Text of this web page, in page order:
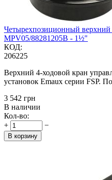
Четырехпозиционный верхний
MPV05/88281205B - 1½"
КОД:
206225
Верхний 4-ходовой кран
установок Emaux серии FSP.
‍3 542‍ грн
В наличии
Кол-во:
+
−
В корзину